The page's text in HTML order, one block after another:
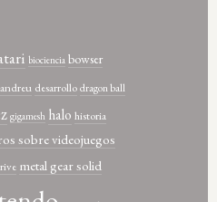
biociencia bowser
desarrollodragon ball
gigamesh halo historia
sobre videojuegos
metal gear solid